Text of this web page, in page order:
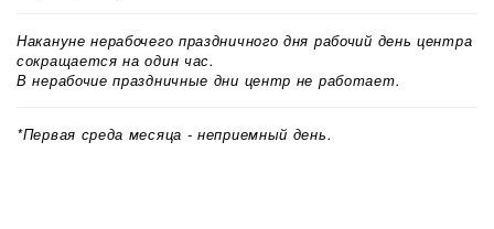
Накануне нерабочего праздничного дня рабочий день центра
сокращается на один час.
В нерабочие праздничные дни центр не работает.
*Первая среда месяца - неприемный день.